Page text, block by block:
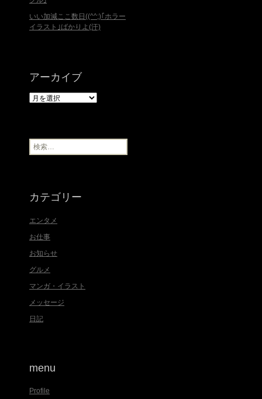
いい加減ここ数日((^^;)｢ホラー
イラスト｣ばかりよ(汗)
アーカイブ
ア
ブ
検
索
カテゴリー
エンタメ
お仕事
お知らせ
グルメ
マンガ・イラスト
メッセージ
日記
menu
Profile